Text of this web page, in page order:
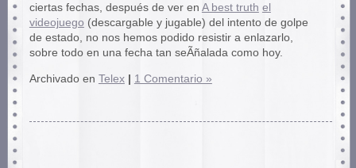
ciertas fechas, después de ver en A best truth el
videojuego (descargable y jugable) del intento de golpe
de estado, no nos hemos podido resistir a enlazarlo,
sobre todo en una fecha tan seÃñalada como hoy.
Archivado en Telex 1 Comentario »